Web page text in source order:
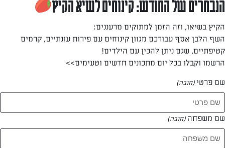
לימור גבאי
—
המתכונים של
1 מתכונים
הנבחרים של החודש: קינוחים לשיא הקיץ
הקיץ בשיאו, וזה הזמן למתוקים מרעננים:
השף הלבן אסף עבורכם מגוון קינוחים עם פירות עונתיים, קרמים
קטיפתיים, שגם ניתן להכין עם הילדים!
הרשמו וקבלו בכל יום מתכונים חדשים וטעימים>>
שם פרטי(חובה)
שם משפחה (חובה)